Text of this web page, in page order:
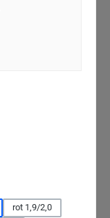
rot 1,9/2,0